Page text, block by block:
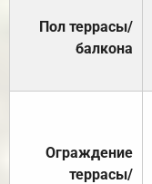
Пол террасы/
балкона
Ограждение
террасы/